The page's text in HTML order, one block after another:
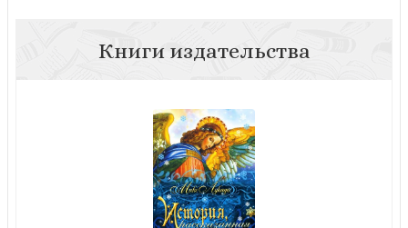
Книги издательства